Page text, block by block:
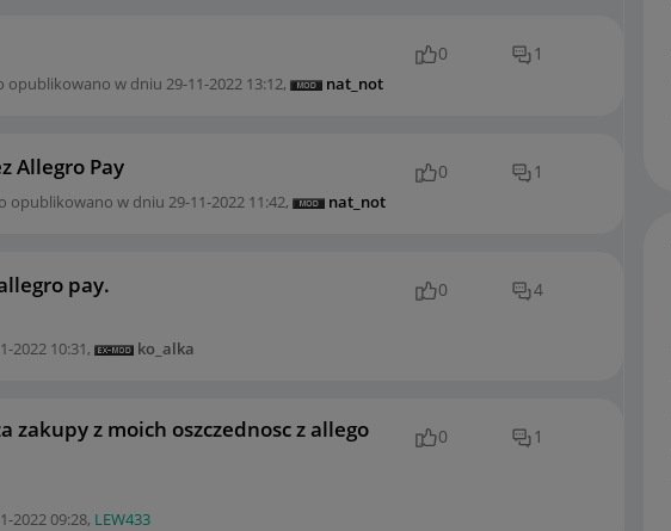
opublikowano w dniu ‎29-11-2022 13:12, nat_not
0 1
Allegro Pay
opublikowano w dniu ‎29-11-2022 11:42, nat_not
0 1
pay.
2022 10:31, ko_alka
0 4
zakupy z moich oszczednosc z allego
202209:28, LEW433
0 1